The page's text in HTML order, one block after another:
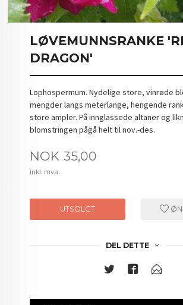
LØVEMUNNSRANKE
DRAGON'
Lophospermum. Nydelige store, vinrøde
mengder langs meterlange, hengende
store ampler. På innglassede altaner og
blomstringen pågå helt til nov.-des.
Pris
NOK 35,00
inkl. mva.
UTSOLGT
DEL DETTE